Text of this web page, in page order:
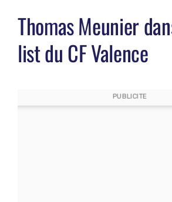
Thomas Meunier
list du CF Valence
PUBLICITE